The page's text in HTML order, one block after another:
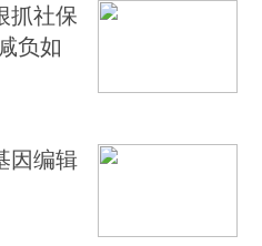
抓社保
负如
因编辑